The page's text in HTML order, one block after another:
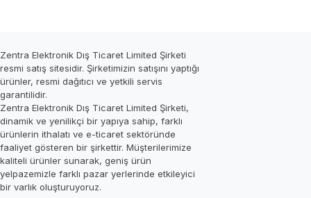
Zentra Elektronik Dış Ticaret Limited Şirketi
resmi satış sitesidir. Şirketimizin satışını yaptığı
ürünler, resmi dağıtıcı ve yetkili servis
garantilidir.
Zentra Elektronik Dış Ticaret Limited Şirketi,
dinamik ve yenilikçi bir yapıya sahip, farklı
ürünlerin ithalatı ve e-ticaret sektöründe
faaliyet gösteren bir şirkettir. Müşterilerimize
kaliteli ürünler sunarak, geniş ürün
yelpazemizle farklı pazar yerlerinde etkileyici
bir varlık oluşturuyoruz.